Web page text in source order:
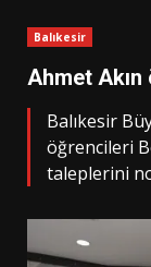
Balıkesir
Ahmet Akın
Balıkesir
öğrencileri
taleplerini